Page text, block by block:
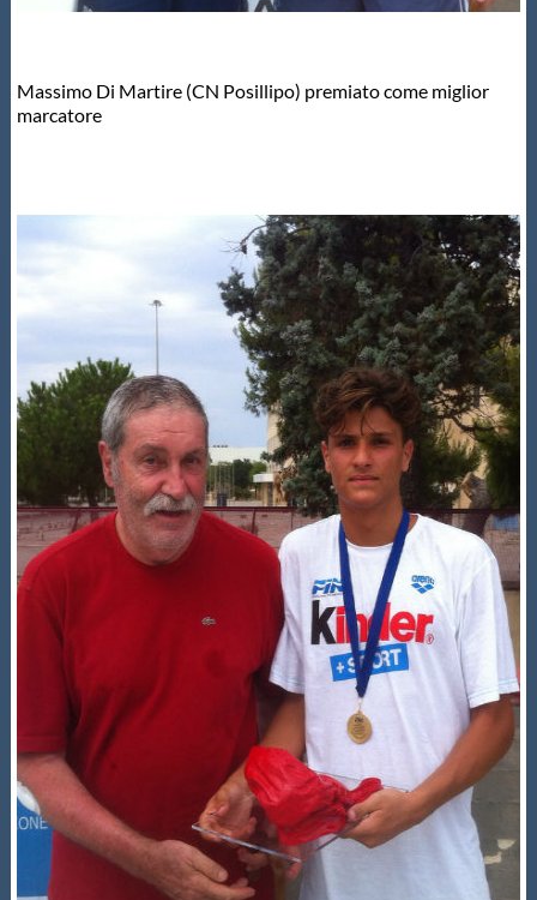
Massimo Di Martire (CN Posillipo) premiato come miglior
marcatore